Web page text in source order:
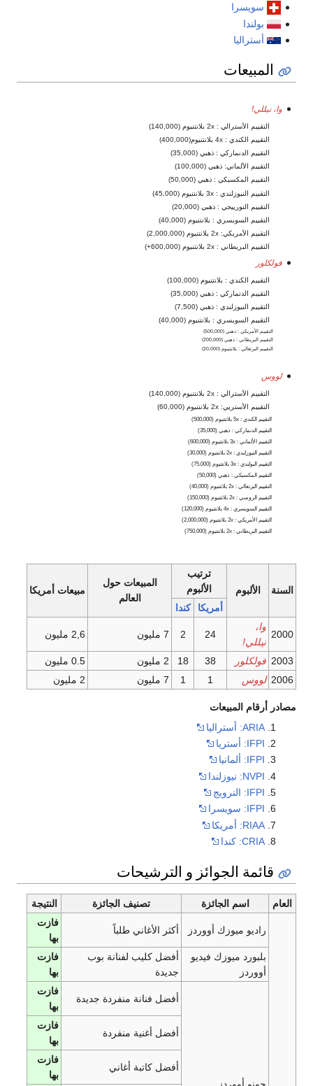
سويسرا
بولندا
أستراليا
المبيعات
وا، نيللي!
التقييم الأسترالي : 2x بلانتنيوم (140,000)
التقييم الكندي : 4x بلانتنيوم(400,000)
التقييم الدنماركي : ذهبي (35,000)
التقييم الألماني: ذهبي (100,000)
التقييم المكسيكي : ذهبي (50,000)
التقييم النيوزلندي : 3x بلانتنيوم (45,000)
التقييم النورييجي : ذهبي (20,000)
التقييم السويسري : بلانتنيوم (40,000)
التقييم الأمريكي: 2x بلانتنيوم (2,000,000)
التقييم البريطاني : 2x بلانتنيوم (600,000+)
فولكلور
التقييم الكندي : بلانتنيوم (100,000)
التقييم الدنماركي : ذهبي (35,000)
التقييم النيوزلندي : ذهبي (7,500)
التقييم السويسري : بلانتنيوم (40,000)
التقييم الأمريكي : ذهبي (500,000)
التقييم البريطاني : ذهبي (200,000)
التقييم البرتغالي : بلانتنيوم (20,000)
لووس
التقييم الأسترالي : 2x بلانتنيوم (140,000)
التقييم الأستريي: 2x بلانتنيوم (60,000)
التقييم الكندي : 5x بلانتنيوم (500,000)
التقييم الدنماركي : ذهبي (35,000)
التقييم الألماني : 3x بلانتنيوم (600,000)
التقييم النيوزلندي : 2x بلانتنيوم (30,000)
التقييم البولندي : 3x بلانتنيوم (75,000)
التقييم المكسيكي : ذهبي (50,000)
التقييم البرتغالي : 2x بلانتنيوم (40,000)
التقييم الروسي : 2x بلانتنيوم (150,000)
التقييم السويسري : 4x بلانتنيوم (120,000)
التقييم الأمريكي : 2x بلانتنيوم (2,000,000)
التقييم البريطاني : 2x بلانتنيوم (750,000)
السنة الألبوم
ترتيب
الألبوم
المبيعات حول
العالم
مبيعات أمريكا
أمريكا
كندا
2000
وا،
نيللي!
24
2 7 مليون 2,6 مليون
2003 فولكلور 38
18 2 مليون
0.5 مليون
2006 لووس 1
1 7 مليون 2 مليون
مصادر أرقام المبيعات
ARIA: أستراليا
IFPI: أستريا
IFPI: ألمانيا
NVPI: نيوزلندا
IFPI: النرويج
IFPI: سويسرا
RIAA: أمريكا
CRIA: كندا
قائمة الجوائز و الترشيحات
العام اسم الجائزة تصنيف الجائزة النتيجة
راديو ميوزك أووردز أكثر الأغاني طلباً
فازت
بها
بلبورد ميوزك فيديو
أووردز
أفضل كليب لفنانة بوب
جديدة
فازت
بها
أفضل فنانة منفردة جديدة
فازت
بها
أفضل أغنية منفردة
فازت
بها
أفضل كاتبة أغاني
فازت
بها